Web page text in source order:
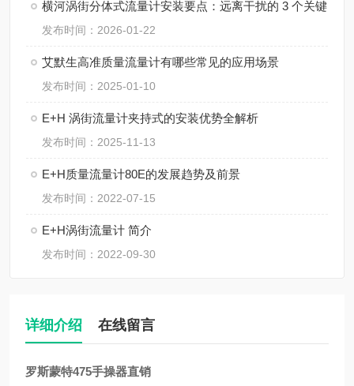
横河涡街分体式流量计安装要点：远离干扰的 3 个关键
发布时间：2026-01-22
艾默生高准质量流量计有哪些常见的应用场景
发布时间：2025-01-10
E+H 涡街流量计夹持式的安装优势全解析
发布时间：2025-11-13
E+H质量流量计80E的发展趋势及前景
发布时间：2022-07-15
E+H涡街流量计 简介
发布时间：2022-09-30
详细介绍 在线留言
罗斯蒙特475手操器直销